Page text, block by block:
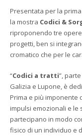
Presentata per la
la mostra Codici &
riproponendo tre
progetti, ben si
cromatico che per le
“Codici a tratti”,
Galizia e Lupone, è
Prima e più imponente
impulsi emozionali e le
partecipano in modo
fisico di un individuo e